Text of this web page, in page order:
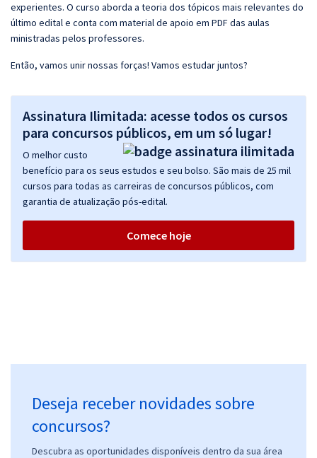
experientes. O curso aborda a teoria dos tópicos mais relevantes do
último edital e conta com material de apoio em PDF das aulas
ministradas pelos professores.
Então, vamos unir nossas forças! Vamos estudar juntos?
Assinatura Ilimitada: acesse todos os cursos
para concursos públicos, em um só lugar!
O melhor custo
benefício para os seus estudos e seu bolso. São mais de 25 mil
cursos para todas as carreiras de concursos públicos, com
garantia de atualização pós-edital.
Comece hoje
Deseja receber novidades sobre
concursos?
Descubra as oportunidades disponíveis dentro da sua área